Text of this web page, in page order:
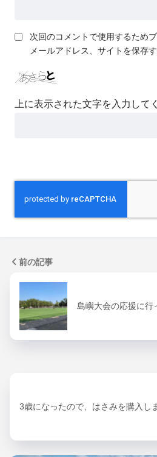
次回のコメントで使用するため
メールアドレス、サイトを保存す
上に表示された文字を入力して
前の記事
島嶼大会の応援に行
3歳になったので、はさみを購入し